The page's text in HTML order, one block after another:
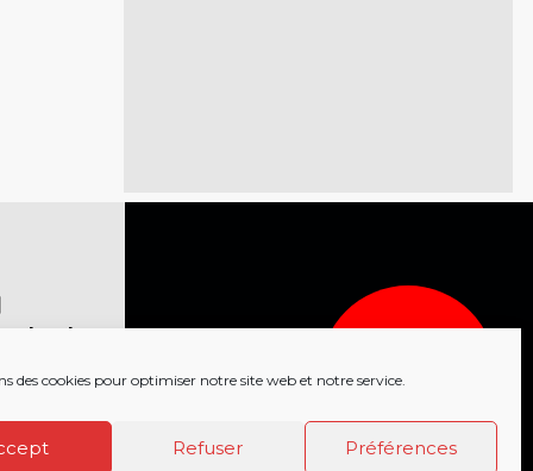
des cookies pour optimiser notre site web et notre service.
Refuser Préférences
SECOURS
18
112